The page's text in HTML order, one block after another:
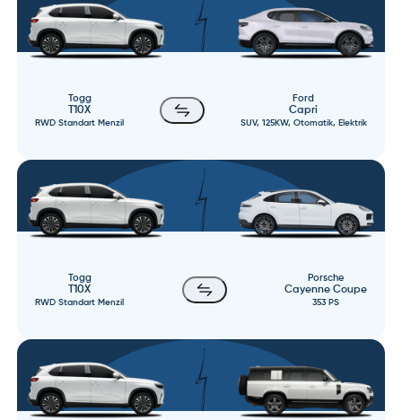
Togg
T10X
RWD Standart Menzil
Ford
Capri
SUV, 125KW, Otomatik, Elektrik
Togg
T10X
RWD Standart Menzil
Porsche
Cayenne Coupe
353 PS